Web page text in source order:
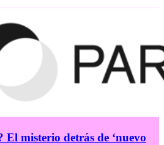
El misterio detrás de ‘nuevo